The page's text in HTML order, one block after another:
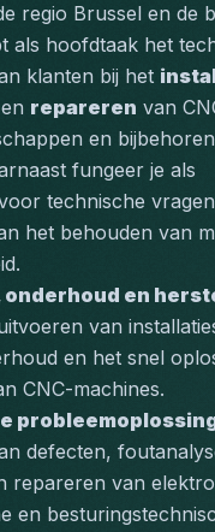
regio Brussel en de
als hoofdtaak het
klanten bij het
en repareren van
en
fungeer je als
technische
het behouden van
en
van
en het snel
CNC-machines.
defecten,
repareren van
en